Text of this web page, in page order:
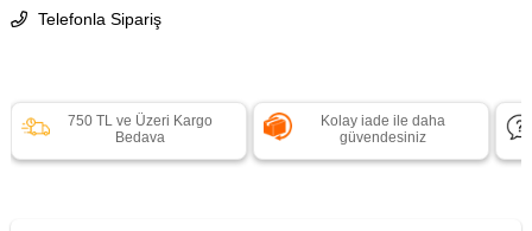
Telefonla Sipariş
750 TL ve Üzeri Kargo
Bedava
Kolay iade ile daha
güvendesiniz